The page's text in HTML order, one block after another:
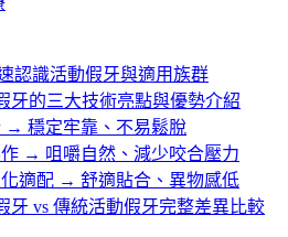
認識活動假牙與適用族群
牙的三大技術亮點與優勢介紹
→ 穩定牢靠、不易鬆脫
→ 咀嚼自然、減少咬合壓力
適配 → 舒適貼合、異物感低
牙 vs 傳統活動假牙完整差異比較